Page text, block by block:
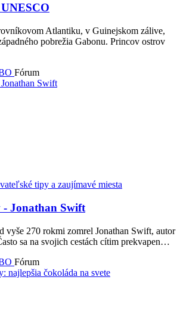
Atlantiku, v Guinejskom zálive,
pobrežia Gabonu. Princov ostrov
Fórum
- Jonathan Swift
vyše 270 rokmi zomrel Jonathan Swift, autor
sa na svojich cestách cítim prekvapen…
Fórum